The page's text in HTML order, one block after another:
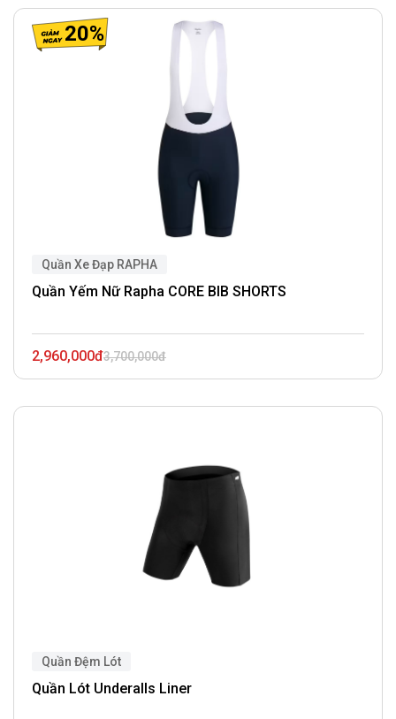
20%
Quần Xe Đạp RAPHA
Quần Yếm Nữ Rapha CORE BIB SHORTS
2,960,000đ3,700,000đ
Quần Đệm Lót
Quần Lót Underalls Liner